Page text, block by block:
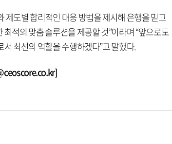
제도별 합리적인 대응 방법을 제시해 은행을 믿고
적의 맞춤 솔루션을 제공할 것”이라며 “앞으로도
최선의 역할을 수행하겠다”고 말했다.